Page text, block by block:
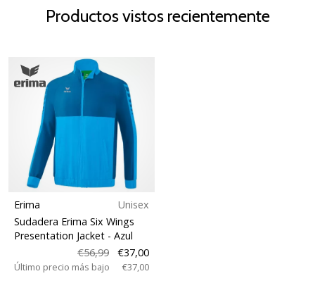
Productos vistos recientemente
Erima
Unisex
Sudadera Erima Six Wings
Presentation Jacket - Azul
€56,99
€37,00
Último precio más bajo €37,00